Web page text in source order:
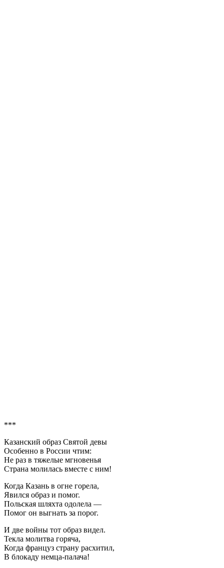
***
Казанский образ Святой девы
Особенно в России чтим:
Не раз в тяжелые мгновенья
Страна молилась вместе с ним!
Когда Казань в огне горела,
Явился образ и помог.
Польская шляхта одолела —
Помог он выгнать за порог.
И две войны тот образ видел.
Текла молитва горяча,
Когда француз страну расхитил,
В блокаду немца-палача!